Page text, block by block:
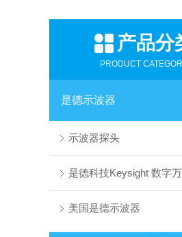
产品分
PRODUCT
是德示波器
示波器探头
是德科技Keysight 数字
美国是德示波器